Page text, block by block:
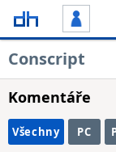
Conscript
Komentáře
Všechny PC